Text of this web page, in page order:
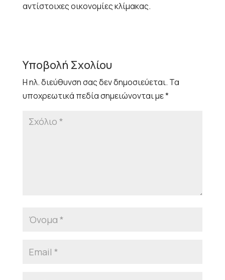
αντίστοιχες οικονομίες κλίμακας.
Υποβολή Σχολίου
Η ηλ. διεύθυνση σας δεν δημοσιεύεται. Τα
υποχρεωτικά πεδία σημειώνονται με*